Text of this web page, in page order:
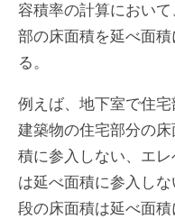
容積率の計算におい
部の床面積を延べ面
る。
例えば、地下室で住
建築物の住宅部分の
積に参入しない、エ
は延べ面積に参入し
段の床面積は延べ面